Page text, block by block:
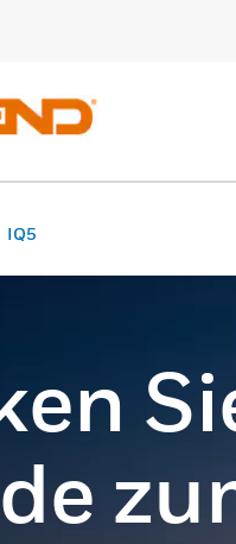
IQ5